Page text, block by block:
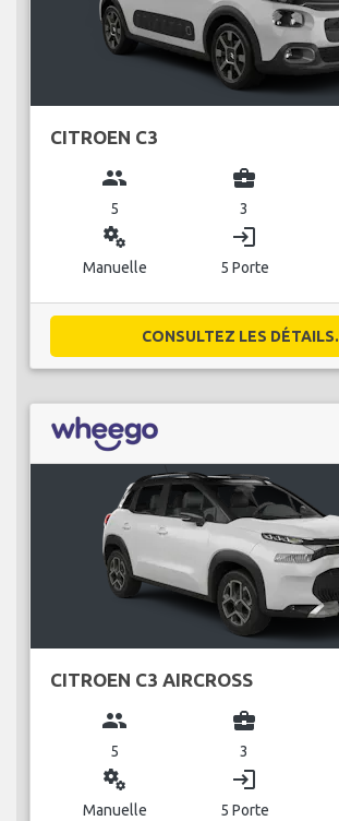
CITROEN C3
group
5
business_center
3
miscellaneous_services
Manuelle
login
5 Porte
CONSULTEZ LES
CITROEN C3 AIRCROSS
group
5
business_center
3
miscellaneous_services
Manuelle
login
5 Porte